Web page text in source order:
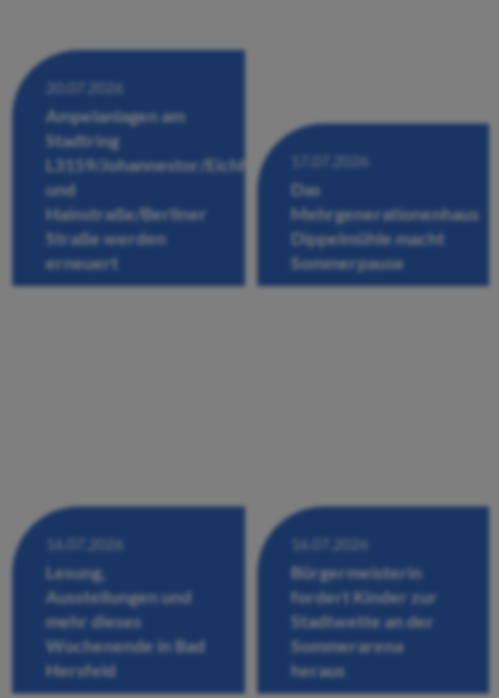
20.07.2026
Ampelanlagen am
Stadtring
L3159/Johannestor/Eichhofstraße/Fuldastraße
und
Hainstraße/Berliner
Straße werden
erneuert
17.07.2026
Das
Mehrgenerationenhaus
Dippelmühle macht
Sommerpause
16.07.2026
Lesung,
Ausstellungen und
mehr dieses
Wochenende in Bad
Hersfeld
16.07.2026
Bürgermeisterin
fordert Kinder zur
Stadtwette an der
Sommerarena
heraus